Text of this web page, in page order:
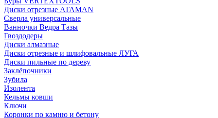
Диски отрезные ATAMAN
Сверла универсальные
Ванночки Ведра Тазы
Гвоздодеры
Диски алмазные
Диски отрезные и шлифовальные ЛУГА
Диски пильные по дереву
Заклёпочники
Зубила
Изолента
Кельмы ковши
Ключи
Коронки по камню и бетону